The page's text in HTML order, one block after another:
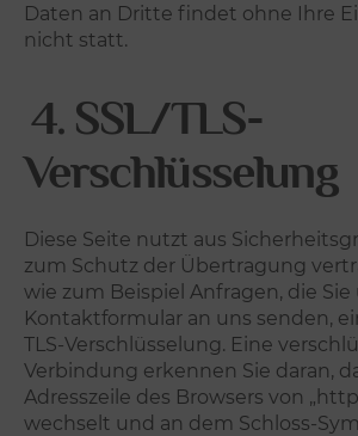
Daten an Dritte findet ohne Ihre
nicht statt.
4. SSL/TLS-
Verschlüsselung
Diese Seite nutzt aus
zum Schutz der Übertragung
wie zum Beispiel Anfragen, die
Kontaktformular an uns senden,
TLS-Verschlüsselung. Eine
Verbindung erkennen Sie daran,
Adresszeile des Browsers von
wechselt und an dem Schloss-